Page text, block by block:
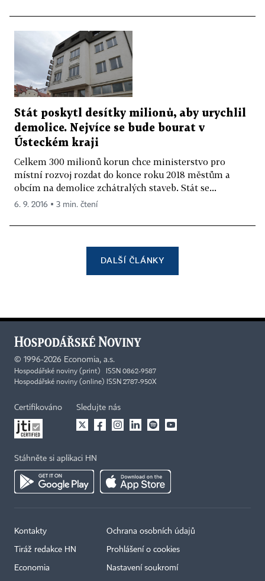
Stát poskytl desítky milionů, aby urychlil
demolice. Nejvíce se bude bourat v
Ústeckém kraji
Celkem 300 milionů korun chce ministerstvo pro
místní rozvoj rozdat do konce roku 2018 městům a
obcím na demolice zchátralých staveb. Stát se...
6. 9. 2016 ▪ 3 min. čtení
DALŠÍ ČLÁNKY
© 1996-2026 Economia, a.s.
Hospodářské noviny (print) ISSN 0862-9587
Hospodářské noviny (online) ISSN 2787-950X
Certifikováno Sledujte nás
Stáhněte si aplikaci HN
Kontakty
Tiráž redakce HN
Economia
Ochrana osobních údajů
Prohlášení o cookies
Nastavení soukromí